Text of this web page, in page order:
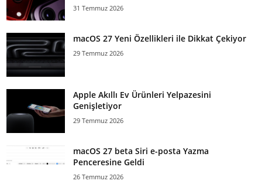
31 Temmuz 2026
macOS 27 Yeni Özellikleri ile Dikkat Çekiyor
29 Temmuz 2026
Apple Akıllı Ev Ürünleri Yelpazesini
Genişletiyor
29 Temmuz 2026
macOS 27 beta Siri e-posta Yazma
Penceresine Geldi
26 Temmuz 2026